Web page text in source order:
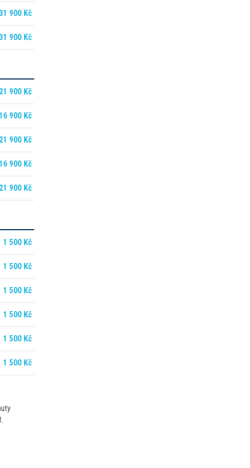
900 Kč
900 Kč
21 900 Kč
16 900 Kč
21 900 Kč
16 900 Kč
21 900 Kč
1 500 Kč
1 500 Kč
1 500 Kč
1 500 Kč
1 500 Kč
1 500 Kč